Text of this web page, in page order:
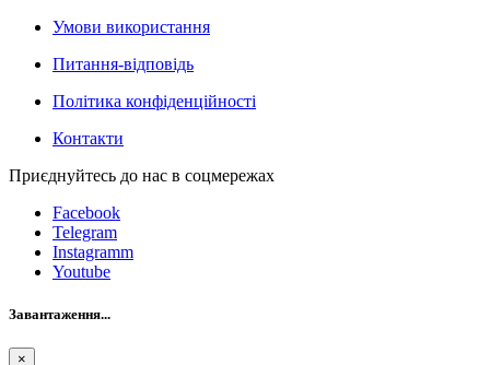
Умови використання
Питання-відповідь
Політика конфіденційності
Контакти
Приєднуйтесь до нас в соцмережах
Facebook
Telegram
Instagramm
Youtube
Завантаження...
×